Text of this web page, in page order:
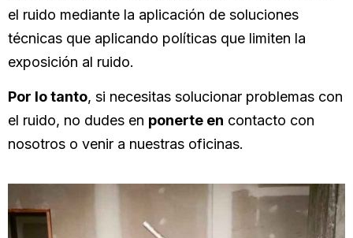
el ruido mediante la aplicación de soluciones
técnicas que aplicando políticas que limiten la
exposición al ruido.
Por lo tanto, si necesitas solucionar problemas con
el ruido, no dudes en ponerte en contacto con
nosotros o venir a nuestras oficinas.